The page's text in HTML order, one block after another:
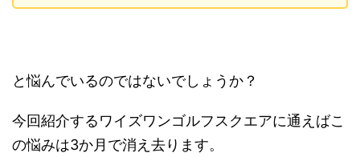
と悩んでいるのではないでしょうか？
今回紹介するワイズワンゴルフスクエアに通えばこ
の悩みは3か月で消え去ります。